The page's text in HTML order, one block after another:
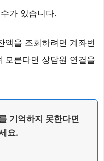
가 있습니다.
액을 조회하려면 계좌번
모른다면 상담원 연결을
기억하지 못한다면
요.